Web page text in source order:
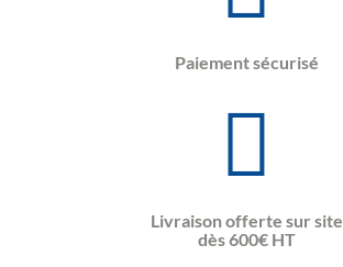
Paiement sécurisé
Livraison offerte sur site
dès 600€ HT